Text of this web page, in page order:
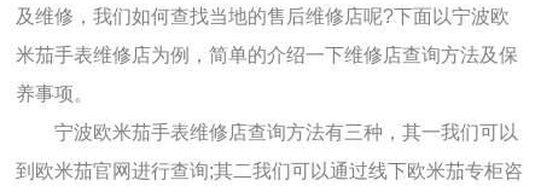
及维修，我们如何查找当地的售后维修店呢?下面以宁波欧
米茄手表维修店为例，简单的介绍一下维修店查询方法及保
养事项。
宁波欧米茄手表维修店查询方法有三种，其一我们可以
到欧米茄官网进行查询;其二我们可以通过线下欧米茄专柜咨